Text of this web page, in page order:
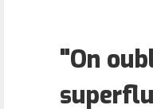
"On